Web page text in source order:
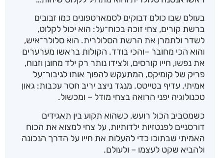
בעולם שבו כולם דבוקים לסמארטפונים כמו זבובים
ברשת קורים, צחי זוכה בכוח־על: הוא יכול לקלוט,
לשדר ולתמרן את הרשת הסלולרית. הוא סלולר־איש,
והוא הכי מחובר –והכי בודד. הקולות בראשו מערערים
את נפשו, חייו קורסים, ולצידו נותר רק ילד מחונן וזנוח,
פריק של קומיקס, המתעקש להפוך אותו לגיבור־על
אמיתי, עדיף בטייטס. מנגד ניצב יריב חסר עכבות: גאון
טכנולוגיה יפני הרואה בצחי מודל – ומכשול.
כשמסביב הכול רועש, כשהוא תקוע בין תאגידים
דורסניים לפנטזיות ילדותיות, על צחי למצוא את הכוח
האמיתי שבתוכו כדי להעלות את חייו על הדרך הנכונה
ולהביא שקט לעצמו – ולעולם.